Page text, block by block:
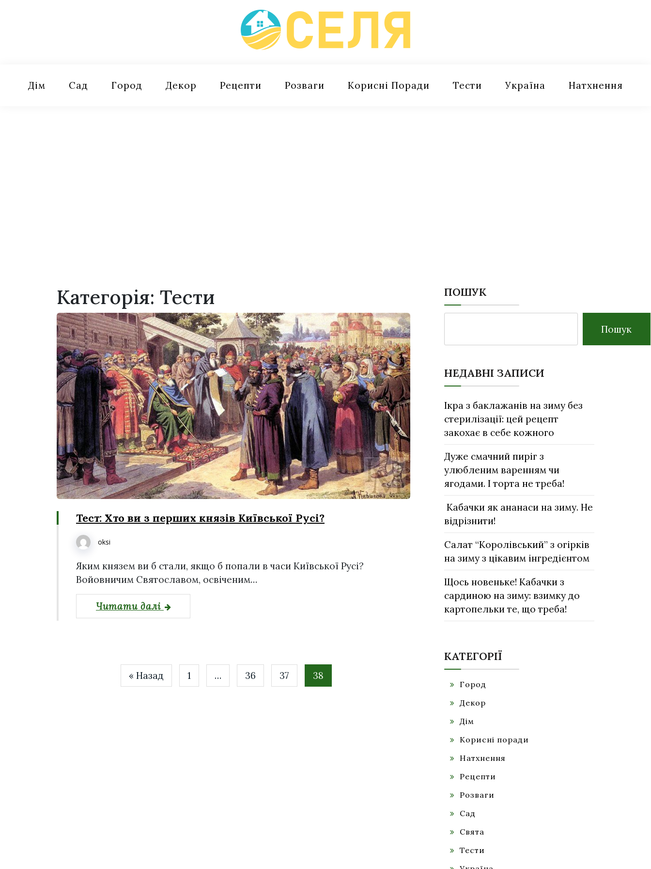
Дім Сад Город Декор Рецепти Розваги Корисні Поради Тести Україна Натхнення
Категорія: Тести
Тест: Хто ви з перших князів Київської Русі?
oksi
Яким князем ви б стали, якщо б попали в часи Київської Русі?
Войовничим Святославом, освіченим…
Читати далі
« Назад 1 … 36 37 38
ПОШУК
Пошук
НЕДАВНІ ЗАПИСИ
Ікра з баклажанів на зиму без
стерилізації: цей рецепт
закохає в себе кожного
Дуже смачний пиріг з
улюбленим варенням чи
ягодами. І торта не треба!
Кабачки як ананаси на зиму. Не
відрізнити!
Салат “Королівський” з огірків
на зиму з цікавим інгредієнтом
Щось новеньке! Кабачки з
сардиною на зиму: взимку до
картопельки те, що треба!
КАТЕГОРІЇ
Город
Декор
Дім
Корисні поради
Натхнення
Рецепти
Розваги
Сад
Свята
Тести